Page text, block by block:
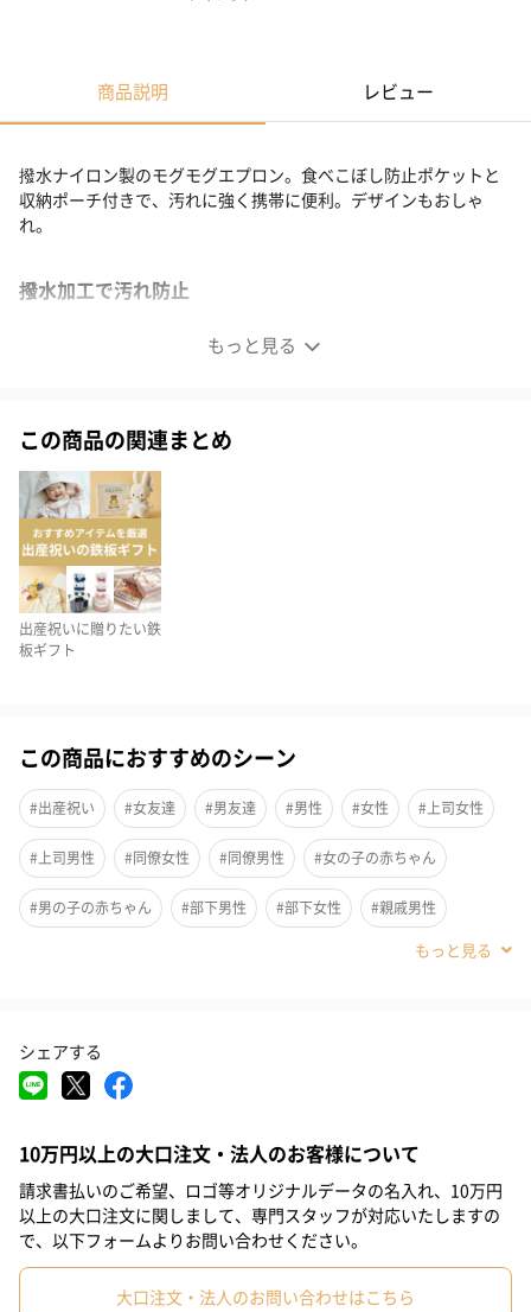
商品説明 レビュー
もっと見る
撥水ナイロン製のモグモグエプロン。食べこぼし防止ポケットと
収納ポーチ付きで、汚れに強く携帯に便利。デザインもおしゃ
れ。
撥水加工で汚れ防止
モグモグエプロンはナイロンの生地に撥水加工が施されていま
す。これにより、食べこぼしや飲みこぼしの汚れが付きにくく、
赤ちゃんも親も安心して食事が楽しめます。
裾部分をひっくり返すとポケットになり、食べこぼしをしっかり
キャッチ。さらに収納ポーチが付いているので、外出時や旅行先
間違いなしのアイテムです。
2種類からお選びいただけます
この商品の関連まとめ
出産祝いに贈りたい鉄
板ギフト
この商品におすすめのシーン
#出産祝い #女友達 #男友達 #男性 #女性 #上司女性
#上司男性 #同僚女性 #同僚男性 #女の子の赤ちゃん
#男の子の赤ちゃん #部下男性 #部下女性 #親戚男性
#40代
シェアする
10万円以上の大口注文・法人のお客様について
請求書払いのご希望、ロゴ等オリジナルデータの名入れ、10万円
以上の大口注文に関しまして、専門スタッフが対応いたしますの
で、以下フォームよりお問い合わせください。
大口注文・法人のお問い合わせはこちら